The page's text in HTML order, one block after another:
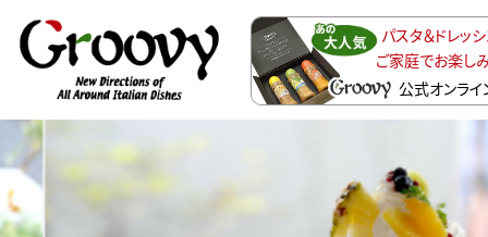
公式オンライ
パスタ＆ドレッ
ご家庭でお楽し